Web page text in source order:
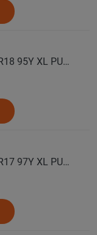
COMFORSER Автошина 235/40 ZR18 95Y XL PURESPEED лето
COMFORSER Автошина 235/45 ZR17 97Y XL PURESPEED лето